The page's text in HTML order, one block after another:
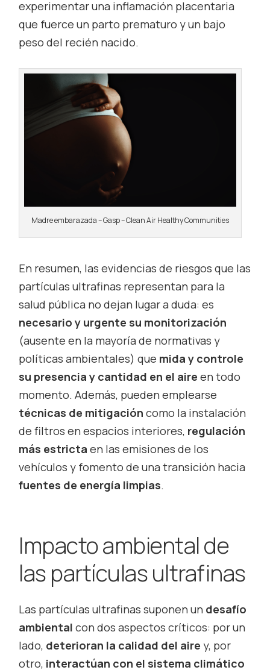
experimentar una inflamación placentaria
que fuerce un parto prematuro y un bajo
peso del recién nacido.
Madre embarazada – Gasp – Clean Air Healthy Communities
En resumen, las evidencias de riesgos que las
partículas ultrafinas representan para la
salud pública no dejan lugar a duda: es
necesario y urgente su monitorización
(ausente en la mayoría de normativas y
políticas ambientales) que mida y controle
su presencia y cantidad en el aire en todo
momento. Además, pueden emplearse
técnicas de mitigación como la instalación
de filtros en espacios interiores, regulación
más estrictaen las emisiones de los
vehículos y fomento de una transición hacia
fuentes de energía limpias.
Impacto ambiental de
las partículas ultrafinas
Las partículas ultrafinas suponen un desafío
ambiental con dos aspectos críticos: por un
lado, deterioran la calidad del aire y, por
otro, interactúan con el sistema climático